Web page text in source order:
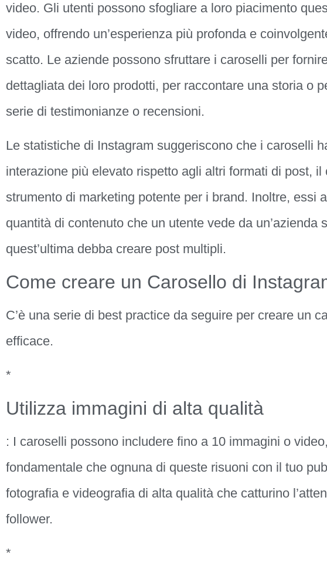
video. Gli utenti possono sfogliare a loro piacimento
video, offrendo un’esperienza più profonda e
scatto. Le aziende possono sfruttare i caroselli per
dettagliata dei loro prodotti, per raccontare una storia o
serie di testimonianze o recensioni.
Le statistiche di Instagram suggeriscono che i caroselli
interazione più elevato rispetto agli altri formati di post, il
strumento di marketing potente per i brand. Inoltre, essi
quantità di contenuto che un utente vede da un’azienda
quest’ultima debba creare post multipli.
Come creare un Carosello di
C’è una serie di best practice da seguire per creare un
efficace.
*
Utilizza immagini di alta qualità
: I caroselli possono includere fino a 10 immagini o
fondamentale che ognuna di queste risuoni con il tuo
fotografia e videografia di alta qualità che catturino
follower.
*